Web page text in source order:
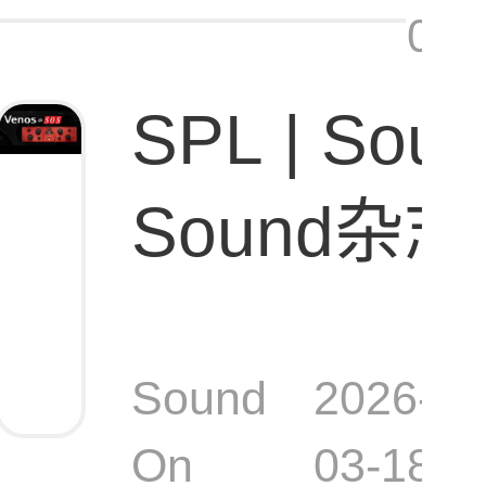
SPL |
Sound杂
Sound
On
2026-
03-18